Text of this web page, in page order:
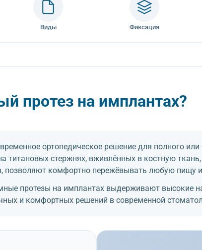
Виды Фиксация
протез на имплантах?
ортопедическое решение для полного или
титановых стержнях, вживлённых в костную ткань,
позволяют комфортно пережёвывать любую пищу
протезы на имплантах выдерживают высокие
и комфортных решений в современной